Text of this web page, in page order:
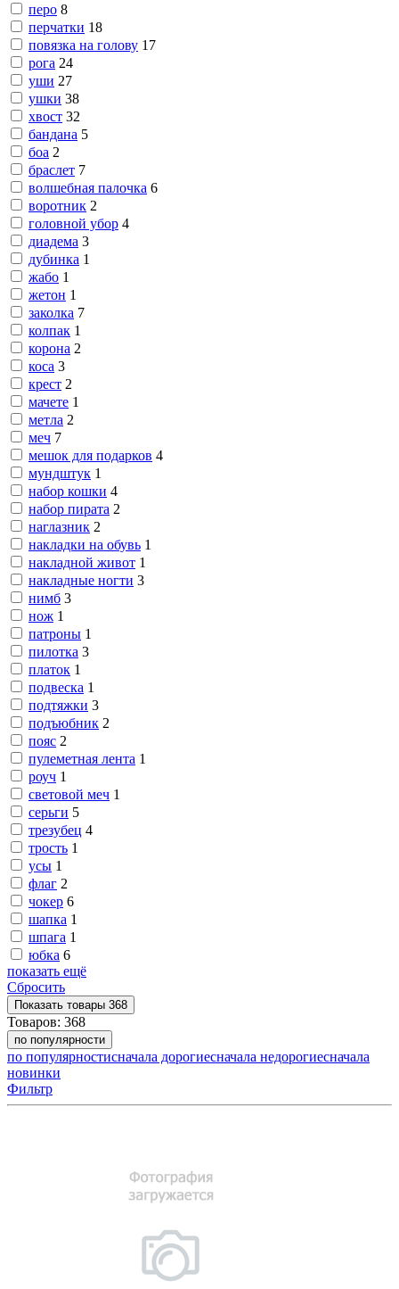
перо 8
перчатки 18
повязка на голову 17
рога 24
уши 27
ушки 38
хвост 32
бандана 5
боа 2
браслет 7
волшебная палочка 6
воротник 2
головной убор 4
диадема 3
дубинка 1
жабо 1
жетон 1
заколка 7
колпак 1
корона 2
коса 3
крест 2
мачете 1
метла 2
меч 7
мешок для подарков 4
мундштук 1
набор кошки 4
набор пирата 2
наглазник 2
накладки на обувь 1
накладной живот 1
накладные ногти 3
нимб 3
нож 1
патроны 1
пилотка 3
платок 1
подвеска 1
подтяжки 3
подъюбник 2
пояс 2
пулеметная лента 1
роуч 1
световой меч 1
серьги 5
трезубец 4
трость 1
усы 1
флаг 2
чокер 6
шапка 1
шпага 1
юбка 6
показать ещё
Сбросить
Показать товары 368
Товаров: 368
по популярности
по популярностисначала дорогиесначала недорогиесначала
новинки
Фильтр